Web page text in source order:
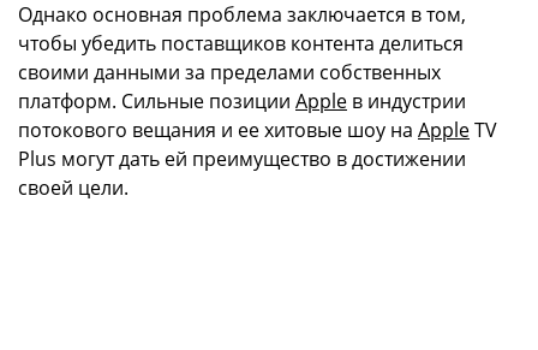
Однако основная проблема заключается в том,
чтобы убедить поставщиков контента делиться
своими данными за пределами собственных
платформ. Сильные позиции Apple в индустрии
потокового вещания и ее хитовые шоу на AppleTV
Plus могут дать ей преимущество в достижении
своей цели.